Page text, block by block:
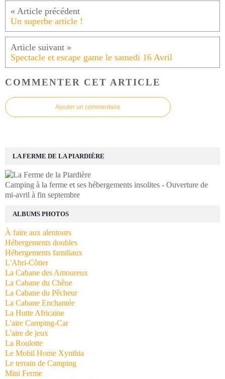
Un superbe article !
Spectacle et escape game le samedi 16 Avril
COMMENTER CET ARTICLE
Ajouter un commentaire
LA FERME DE LA PIARDIÈRE
Camping à la ferme et ses hébergements insolites - Ouverture de
mi-avril à fin septembre
ALBUMS PHOTOS
À faire aux alentours
Hébergements doubles
Hébergements familiaux
L'Abri-Côtier
La Cabane des Amoureux
La Cabane du Chêne
La Cabane du Pêcheur
La Cabane Enchantée
La Hutte Africaine
L'aire Camping-Car
L'aire de jeux
La Roulotte
Le Mobil Home Xynthia
Le terrain de Camping
Mini Ferme